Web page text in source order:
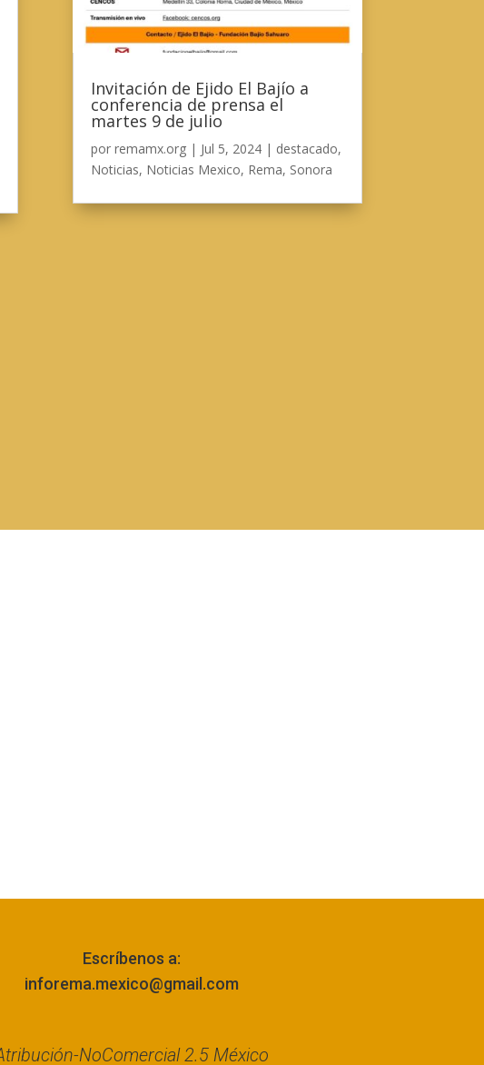
Invitación de Ejido El Bajío a
conferencia de prensa el
martes 9 de julio
por remamx.org| Jul 5, 2024| destacado,
Noticias, Noticias Mexico, Rema, Sonora
Escríbenos a:
inforema.mexico@gmail.com
NoComercial 2.5 México